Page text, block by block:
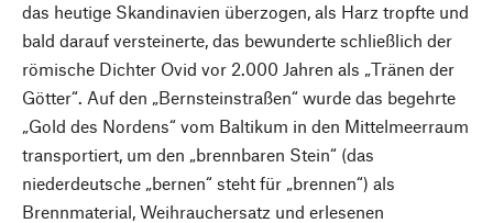
das heutige Skandinavien überzogen, als Harz tropfte und
bald darauf versteinerte, das bewunderte schließlich der
römische Dichter Ovid vor 2.000 Jahren als „Tränen der
Götter“. Auf den „Bernsteinstraßen“ wurde das begehrte
„Gold des Nordens“ vom Baltikum in den Mittelmeerraum
transportiert, um den „brennbaren Stein“ (das
niederdeutsche „bernen“ steht für „brennen“) als
Brennmaterial, Weihrauchersatz und erlesenen